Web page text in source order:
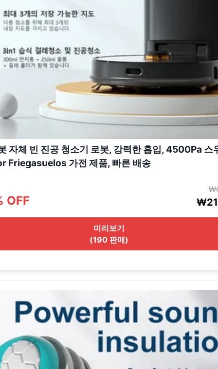
자체 빈 진공 청소기 로봇, 강력한 흡입, 4500Pa 스
Friegasuelos 가전 제품, 빠른 배송
OFF
미리보기
(190 판매)